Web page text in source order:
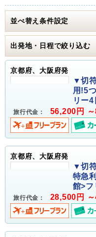
並べ替え条件設定
出発地・日程で絞り込む
京都府、大阪府発
▼切
用!5
リー
旅行代金： 56,200円
京都府、大阪府発
▼切
特急
館>フ
旅行代金： 28,500円